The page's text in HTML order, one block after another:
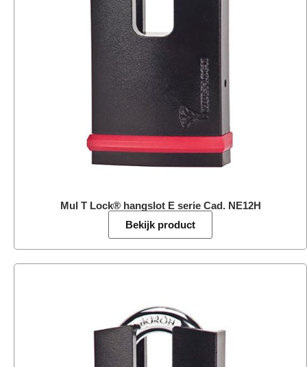
Mul T Lock® hangslot E serie Cad. NE12H
Bekijk product